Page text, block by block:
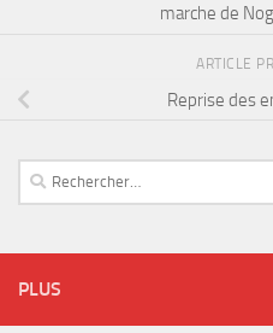
marche de
ARTICLE
Reprise des
Rechercher :
PLUS